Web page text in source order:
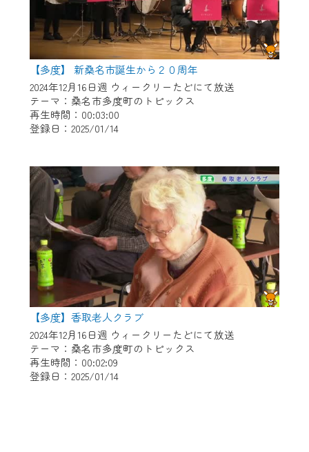
【多度】 新桑名市誕生から２０周年
2024年12月16日週 ウィークリーたどにて放送
テーマ：桑名市多度町のトピックス
再生時間：00:03:00
登録日：2025/01/14
【多度】香取老人クラブ
2024年12月16日週 ウィークリーたどにて放送
テーマ：桑名市多度町のトピックス
再生時間：00:02:09
登録日：2025/01/14